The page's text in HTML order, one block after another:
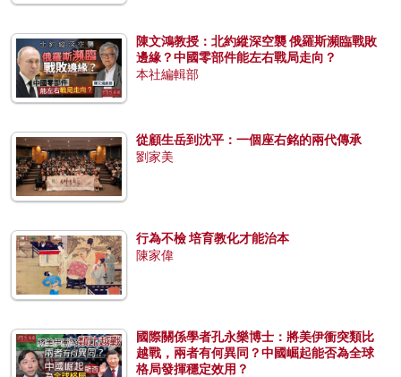
陳文鴻教授：北約縱深空襲 俄羅斯瀕臨戰敗
邊緣？中國零部件能左右戰局走向？
本社編輯部
從顧生岳到沈平：一個座右銘的兩代傳承
劉家美
行為不檢 培育教化才能治本
陳家偉
國際關係學者孔永樂博士：將美伊衝突類比
越戰，兩者有何異同？中國崛起能否為全球
格局發揮穩定效用？